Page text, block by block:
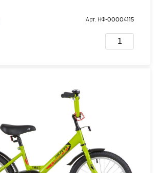
Арт. НФ-00004115